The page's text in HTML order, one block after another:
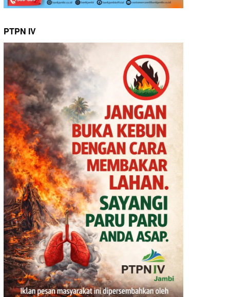
PTPN IV